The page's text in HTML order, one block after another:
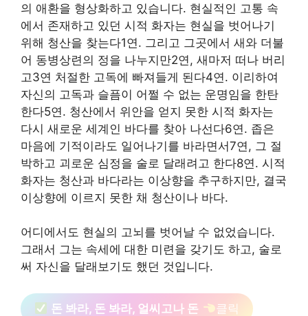
의 애환을 형상화하고 있습니다. 현실적인 고통 속
에서 존재하고 있던 시적 화자는 현실을 벗어나기
위해 청산을 찾는다1연. 그리고 그곳에서 새와 더불
어 동병상련의 정을 나누지만2연, 새마저 떠나 버리
고3연 처절한 고독에 빠져들게 된다4연. 이리하여
자신의 고독과 슬픔이 어쩔 수 없는 운명임을 한탄
한다5연. 청산에서 위안을 얻지 못한 시적 화자는
다시 새로운 세계인 바다를 찾아 나선다6연. 좁은
마음에 기적이라도 일어나기를 바라면서7연, 그 절
박하고 괴로운 심정을 술로 달래려고 한다8연. 시적
화자는 청산과 바다라는 이상향을 추구하지만, 결국
이상향에 이르지 못한 채 청산이나 바다.
어디에서도 현실의 고뇌를 벗어날 수 없었습니다.
그래서 그는 속세에 대한 미련을 갖기도 하고, 술로
써 자신을 달래보기도 했던 것입니다.
돈 봐라, 돈 봐라, 얼씨고나 돈 클릭